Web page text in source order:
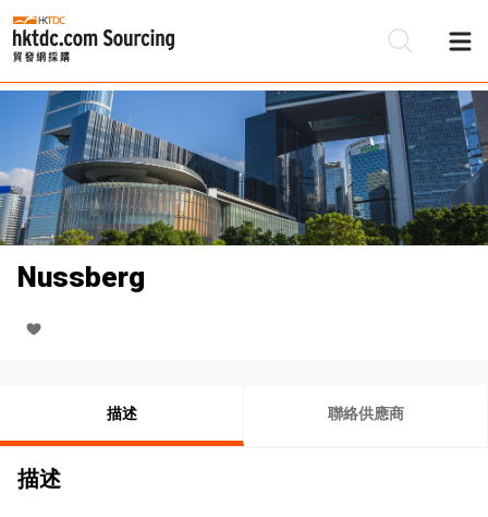
Nussberg
描述 聯絡供應商
描述